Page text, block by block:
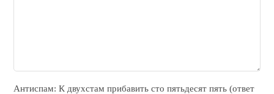
Антиспам: К двухcтам прибавить cто пятьдecят пять (ответ